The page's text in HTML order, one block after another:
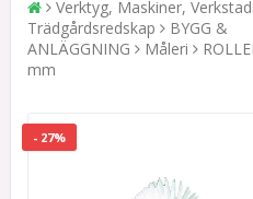
Verktyg, Maskiner,
Trädgårdsredskap
BYGG &
ANLÄGGNING
Måleri
mm
- 27%